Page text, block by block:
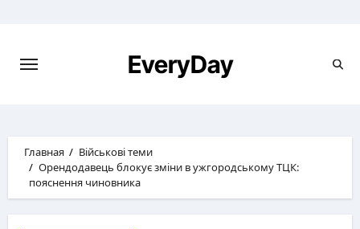
EveryDay
Главная
Військові теми
Орендодавець блокує зміни в ужгородському ТЦК:
пояснення чиновника